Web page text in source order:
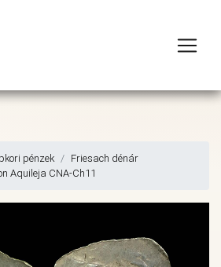
pénzek
Friesach dénár
Aquileja CNA-Ch11